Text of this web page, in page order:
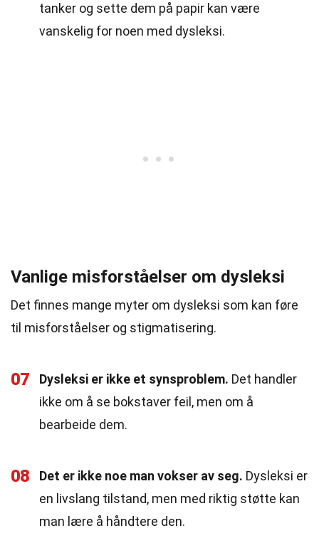
tanker og sette dem på papir kan være
vanskelig for noen med dysleksi.
Vanlige misforståelser om dysleksi
Det finnes mange myter om dysleksi som kan føre
til misforståelser og stigmatisering.
07 Dysleksi er ikke et synsproblem. Det handler
ikke om å se bokstaver feil, men om å
bearbeide dem.
08 Det er ikke noe man vokser av seg. Dysleksi er
en livslang tilstand, men med riktig støtte kan
man lære å håndtere den.